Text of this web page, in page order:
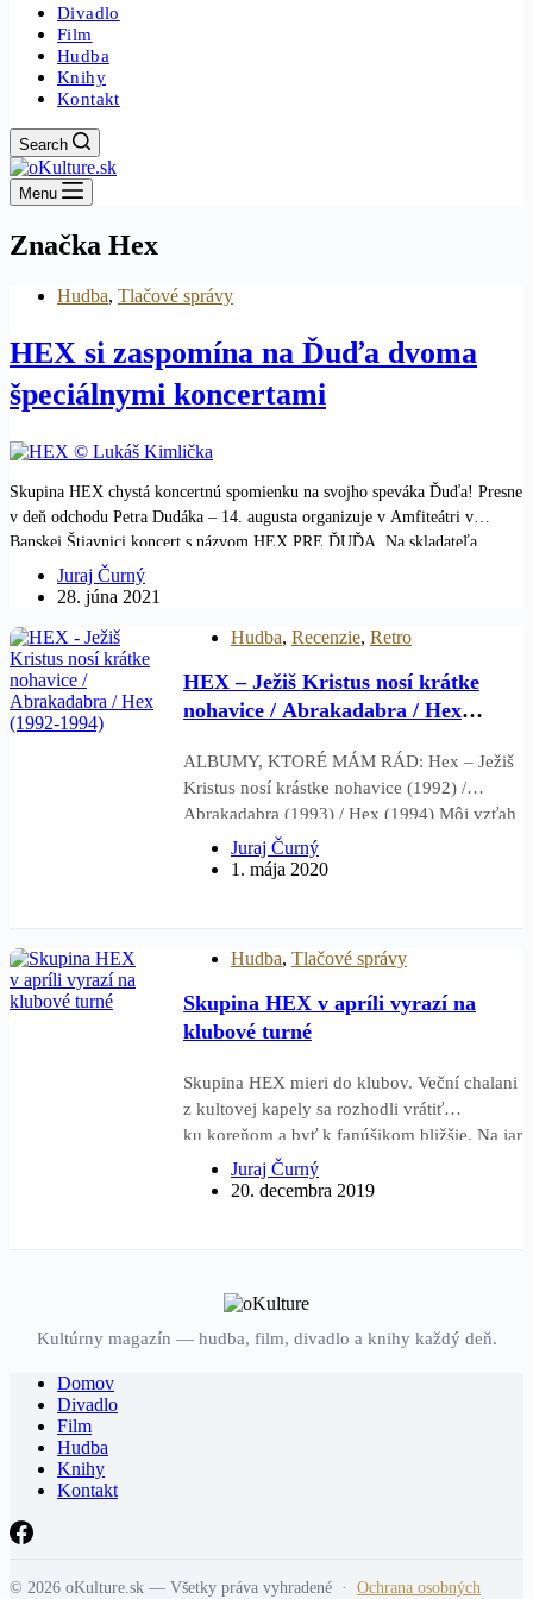
Divadlo
Film
Hudba
Knihy
Kontakt
Search
Menu
Značka Hex
Hudba, Tlačové správy
HEX si zaspomína na Ďuďa dvoma
špeciálnymi koncertami
Skupina HEX chystá koncertnú spomienku na svojho speváka Ďuďa! Presne
v deň odchodu Petra Dudáka – 14. augusta organizuje v Amfiteátri v
Banskej Štiavnici koncert s názvom HEX PRE ĎUĎA. Na skladateľa
a producenta Ďuďa si HEXáci zaspomínajú aj 20.8.2021 na akcii GRAPE
POD…
Juraj Čurný
28. júna 2021
Hudba, Recenzie, Retro
HEX – Ježiš Kristus nosí krátke
nohavice / Abrakadabra / Hex
ALBUMY, KTORÉ MÁM RÁD: Hex – Ježiš
Kristus nosí krástke nohavice (1992) /
Abrakadabra (1993) / Hex (1994) Môj vzťah
k Hexu prekračuje rámce obvyklých
fanúšikovských alebo pracovných vzťahov,
Juraj Čurný
1. mája 2020
Hudba, Tlačové správy
Skupina HEX v apríli vyrazí na
klubové turné
Skupina HEX mieri do klubov. Veční chalani
z kultovej kapely sa rozhodli vrátiť
ku koreňom a byť k fanúšikom bližšie. Na jar
budúceho roka sa vyberú na klubové turné
naprieč celým Slovenskom. Nenechajte si
Juraj Čurný
20. decembra 2019
Kultúrny magazín — hudba, film, divadlo a knihy každý deň.
Domov
Divadlo
Film
Hudba
Knihy
Kontakt
© 2026 oKulture.sk — Všetky práva vyhradené · Ochrana osobných